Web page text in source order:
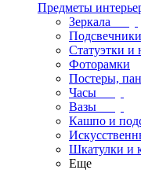
Предметы
Зеркала
Подсвечники
Статуэтки и
Фоторамки
Постеры,
Часы
Вазы
Кашпо и
Шкатулки и
Еще